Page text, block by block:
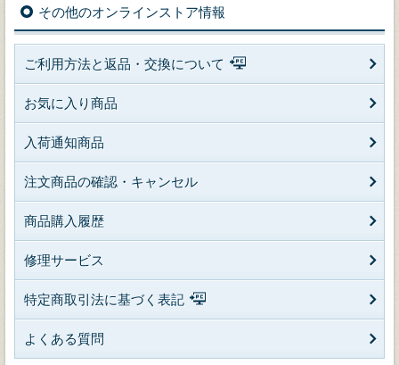
その他のオンラインストア情報
ご利用方法と返品・交換について
お気に入り商品
入荷通知商品
注文商品の確認・キャンセル
商品購入履歴
修理サービス
特定商取引法に基づく表記
よくある質問